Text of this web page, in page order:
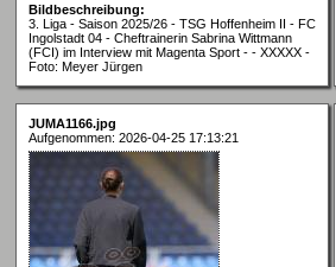
Bildbeschreibung:
3. Liga - Saison 2025/26 - TSG Hoffenheim II - FC
Ingolstadt 04 - Cheftrainerin Sabrina Wittmann
(FCI) im Interview mit Magenta Sport - - XXXXX -
Foto: Meyer Jürgen
JUMA1166.jpg
Aufgenommen: 2026-04-25 17:13:21